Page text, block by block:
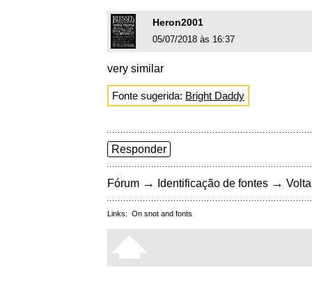
Heron2001
05/07/2018 às 16:37
very similar
Fonte sugerida: Bright Daddy
Responder
Fórum → Identificação de fontes →
Links: On snot and fonts